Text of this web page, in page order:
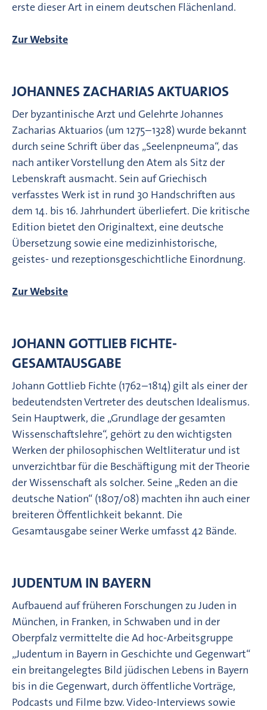
erste dieser Art in einem deutschen Flächenland.
Zur Website
JOHANNES ZACHARIAS AKTUARIOS
Der byzantinische Arzt und Gelehrte Johannes
Zacharias Aktuarios (um 1275–1328) wurde bekannt
durch seine Schrift über das „Seelenpneuma“, das
nach antiker Vorstellung den Atem als Sitz der
Lebenskraft ausmacht. Sein auf Griechisch
verfasstes Werk ist in rund 30 Handschriften aus
dem 14. bis 16. Jahrhundert überliefert. Die kritische
Edition bietet den Originaltext, eine deutsche
Übersetzung sowie eine medizinhistorische,
geistes- und rezeptionsgeschichtliche Einordnung.
Zur Website
JOHANN GOTTLIEB FICHTE-
GESAMTAUSGABE
Johann Gottlieb Fichte (1762–1814) gilt als einer der
bedeutendsten Vertreter des deutschen Idealismus.
Sein Hauptwerk, die „Grundlage der gesamten
Wissenschaftslehre“, gehört zu den wichtigsten
Werken der philosophischen Weltliteratur und ist
unverzichtbar für die Beschäftigung mit der Theorie
der Wissenschaft als solcher. Seine „Reden an die
deutsche Nation“ (1807/08) machten ihn auch einer
breiteren Öffentlichkeit bekannt. Die
Gesamtausgabe seiner Werke umfasst 42 Bände.
JUDENTUM IN BAYERN
Aufbauend auf früheren Forschungen zu Juden in
München, in Franken, in Schwaben und in der
Oberpfalz vermittelte die Ad hoc-Arbeitsgruppe
„Judentum in Bayern in Geschichte und Gegenwart“
ein breitangelegtes Bild jüdischen Lebens in Bayern
bis in die Gegenwart, durch öffentliche Vorträge,
Podcasts und Filme bzw. Video-Interviews sowie